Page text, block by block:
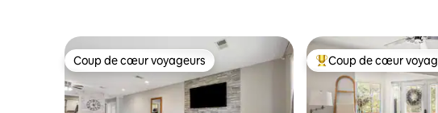
Coup de cœur voyageurs
Coup de cœur voyageurs Coups de cœur
Coup de cœur